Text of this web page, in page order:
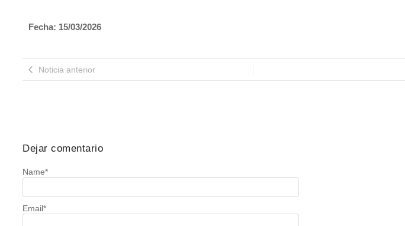
Fecha: 15/03/2026
Noticia anterior
Dejar comentario
Name*
Email*